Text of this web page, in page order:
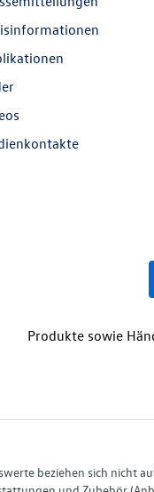
Produkte sowie
beziehen sich nicht